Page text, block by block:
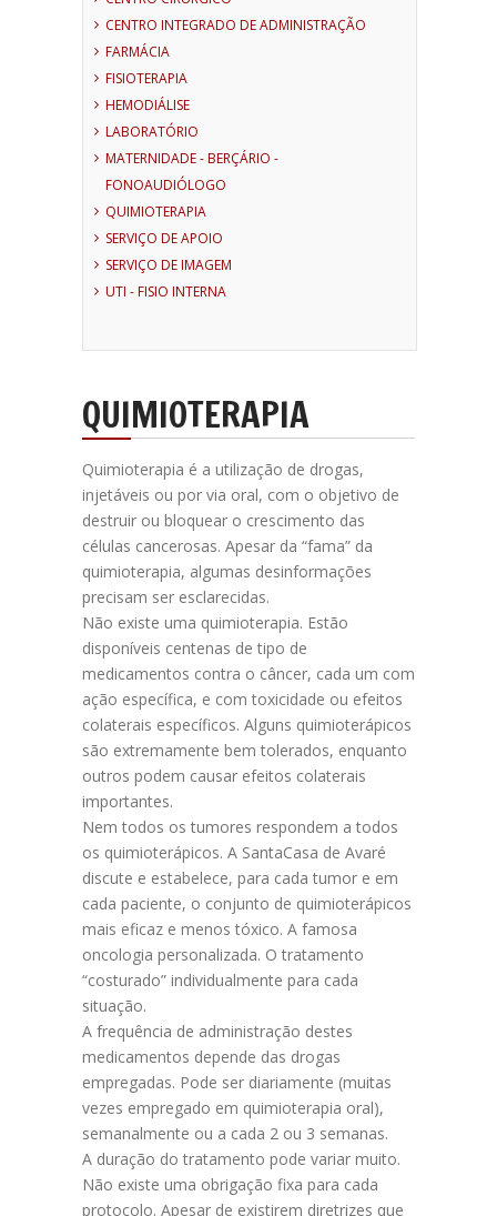
CENTRO INTEGRADO DE ADMINISTRAÇÃO
FARMÁCIA
FISIOTERAPIA
HEMODIÁLISE
LABORATÓRIO
MATERNIDADE - BERÇÁRIO -
FONOAUDIÓLOGO
QUIMIOTERAPIA
SERVIÇO DE APOIO
SERVIÇO DE IMAGEM
UTI - FISIO INTERNA
QUIMIOTERAPIA
Quimioterapia é a utilização de drogas,
injetáveis ou por via oral, com o objetivo de
destruir ou bloquear o crescimento das
células cancerosas. Apesar da “fama” da
quimioterapia, algumas desinformações
precisam ser esclarecidas.
Não existe uma quimioterapia. Estão
disponíveis centenas de tipo de
medicamentos contra o câncer, cada um com
ação específica, e com toxicidade ou efeitos
colaterais específicos. Alguns quimioterápicos
são extremamente bem tolerados, enquanto
outros podem causar efeitos colaterais
importantes.
Nem todos os tumores respondem a todos
os quimioterápicos. A SantaCasa de Avaré
discute e estabelece, para cada tumor e em
cada paciente, o conjunto de quimioterápicos
mais eficaz e menos tóxico. A famosa
oncologia personalizada. O tratamento
“costurado” individualmente para cada
situação.
A frequência de administração destes
medicamentos depende das drogas
empregadas. Pode ser diariamente (muitas
vezes empregado em quimioterapia oral),
semanalmente ou a cada 2 ou 3 semanas.
A duração do tratamento pode variar muito.
Não existe uma obrigação fixa para cada
protocolo. Apesar de existirem diretrizes que